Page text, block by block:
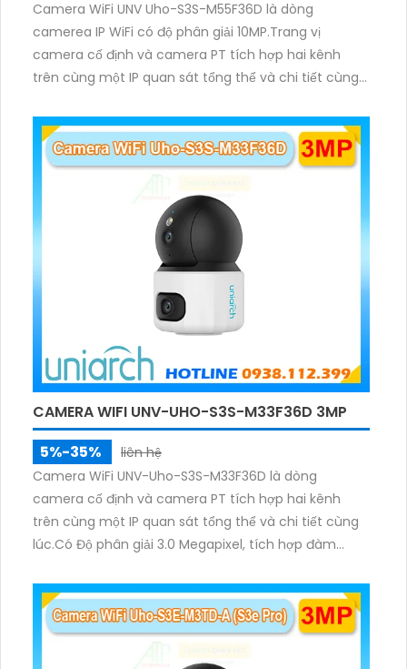
Camera WiFi UNV Uho-S3S-M55F36D là dòng
camerea IP WiFi có độ phân giải 10MP.Trang vị
camera cố định và camera PT tích hợp hai kênh
trên cùng một IP quan sát tổng thể và chi tiết cùng
ánh sáng. Kết hợp hồng ngoại và đèn ấm cho hình
ảnh có màu trong nhiều điều kiện khác nhau trong
phạm vi 3m.
CAMERA WIFI UNV-UHO-S3S-M33F36D 3MP
5%-35%
liên hệ
Camera WiFi UNV-Uho-S3S-M33F36D là dòng
camera cố định và camera PT tích hợp hai kênh
trên cùng một IP quan sát tổng thể và chi tiết cùng
lúc.Có Độ phân giải 3.0 Megapixel, tích hợp đàm
sáng ấm lên đến 10m.